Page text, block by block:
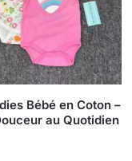
Bébé en Coton –
au Quotidien